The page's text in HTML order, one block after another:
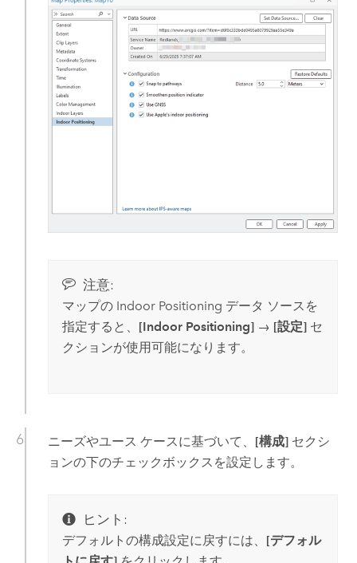
注意:
マップの Indoor Positioning データ ソースを
指定すると、 [Indoor Positioning]→ [設定]セ
クションが使用可能になります。
ニーズやユース ケースに基づいて、 [構成]セクシ
ョンの下のチェックボックスを設定します。
ヒント:
デフォルトの構成設定に戻すには、 [デフォル